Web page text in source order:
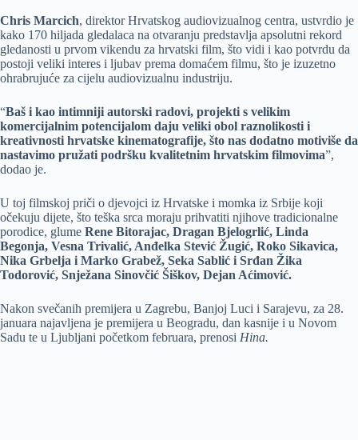
Chris Marcich, direktor Hrvatskog audiovizualnog centra, ustvrdio je
kako 170 hiljada gledalaca na otvaranju predstavlja apsolutni rekord
gledanosti u prvom vikendu za hrvatski film, što vidi i kao potvrdu da
postoji veliki interes i ljubav prema domaćem filmu, što je izuzetno
ohrabrujuće za cijelu audiovizualnu industriju.
“Baš i kao intimniji autorski radovi, projekti s velikim
komercijalnim potencijalom daju veliki obol raznolikosti i
kreativnosti hrvatske kinematografije, što nas dodatno motiviše da
nastavimo pružati podršku kvalitetnim hrvatskim filmovima”,
dodao je.
U toj filmskoj priči o djevojci iz Hrvatske i momka iz Srbije koji
očekuju dijete, što teška srca moraju prihvatiti njihove tradicionalne
porodice, glume Rene Bitorajac, Dragan Bjelogrlić, Linda
Begonja, Vesna Trivalić, Anđelka Stević Žugić, Roko Sikavica,
Nika Grbelja i Marko Grabež, Seka Sablić i Srđan Žika
Todorović, Snježana Sinovčić Šiškov, Dejan Aćimović.
Nakon svečanih premijera u Zagrebu, Banjoj Luci i Sarajevu, za 28.
januara najavljena je premijera u Beogradu, dan kasnije i u Novom
Sadu te u Ljubljani početkom februara, prenosi Hina.